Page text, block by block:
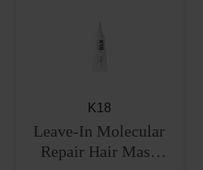
von 5 von 5 Sternen
K18
Leave-In Molecular
Repair Hair Mask